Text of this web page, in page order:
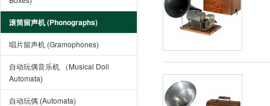
滚筒留声机 (Phonographs)
唱片留声机 (Gramophones)
自动玩偶音乐机 （Musical Doll
Automata)
自动玩偶 (Automata)